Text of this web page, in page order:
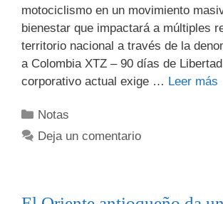
motociclismo en un movimiento
bienestar que impactará a múltiples
territorio nacional a través de la
a Colombia XTZ – 90 días de
corporativo actual exige … Leer más
Notas
Deja un comentario